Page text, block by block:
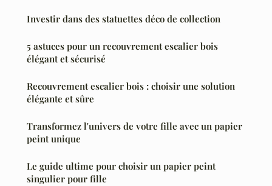
Investir dans des statuettes déco de collection
5 astuces pour un recouvrement escalier bois
élégant et sécurisé
Recouvrement escalier bois : choisir une solution
élégante et sûre
Transformez l'univers de votre fille avec un papier
peint unique
Le guide ultime pour choisir un papier peint
singulier pour fille